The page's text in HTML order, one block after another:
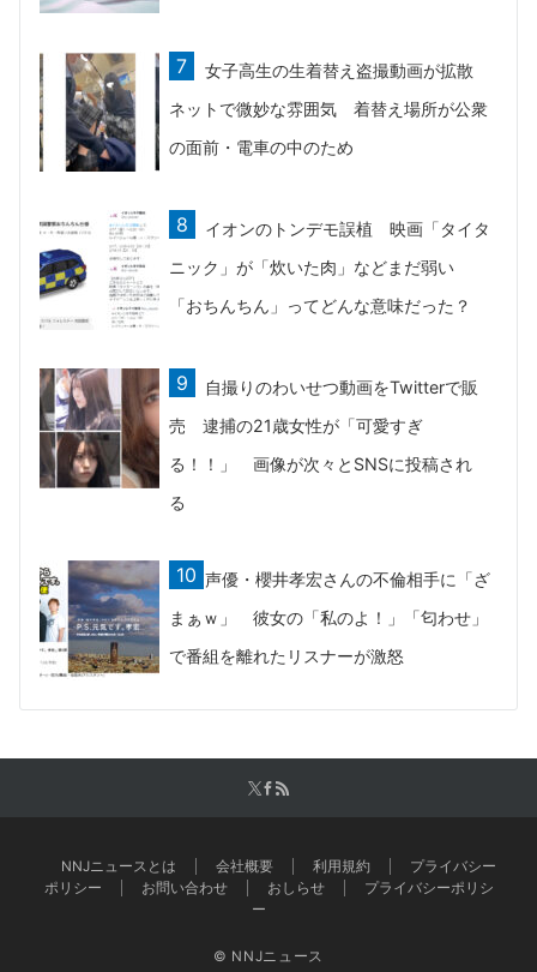
女子高生の生着替え盗撮動画が拡散
ネットで微妙な雰囲気 着替え場所が公衆
の面前・電車の中のため
イオンのトンデモ誤植 映画「タイタ
ニック」が「炊いた肉」などまだ弱い
「おちんちん」ってどんな意味だった？
自撮りのわいせつ動画をTwitterで販
売 逮捕の21歳女性が「可愛すぎ
る！！」 画像が次々とSNSに投稿され
る
声優・櫻井孝宏さんの不倫相手に「ざ
まぁｗ」 彼女の「私のよ！」「匂わせ」
で番組を離れたリスナーが激怒
NNJニュースとは 会社概要 利用規約
プライバシー
ポリシー
お問い合わせ おしらせ
プライバシーポリシ
ー
© NNJニュース